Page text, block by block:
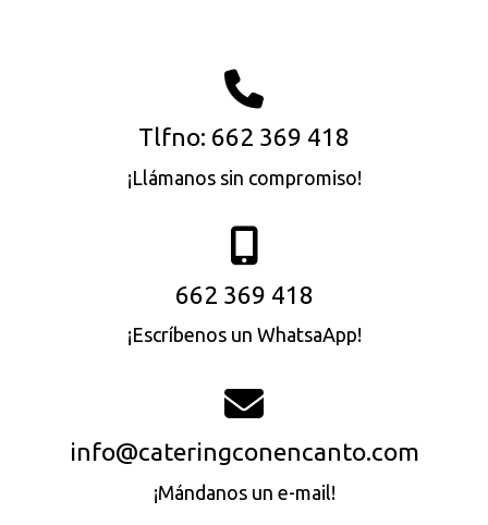
Tlfno: 662 369 418
¡Llámanos sin compromiso!
662 369 418
¡Escríbenos un WhatsaApp!
info@cateringconencanto.com
¡Mándanos un e-mail!